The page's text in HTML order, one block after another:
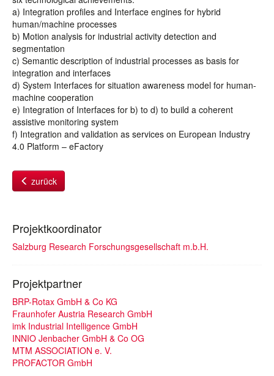
a) Integration profiles and Interface engines for hybrid
human/machine processes
b) Motion analysis for industrial activity detection and
segmentation
c) Semantic description of industrial processes as basis for
integration and interfaces
d) System Interfaces for situation awareness model for human-
machine cooperation
e) Integration of Interfaces for b) to d) to build a coherent
assistive monitoring system
f) Integration and validation as services on European Industry
4.0 Platform – eFactory
zurück
Projektkoordinator
Salzburg Research Forschungsgesellschaft m.b.H.
Projektpartner
BRP-Rotax GmbH & Co KG
Fraunhofer Austria Research GmbH
imk Industrial Intelligence GmbH
INNIO Jenbacher GmbH & Co OG
MTM ASSOCIATION e. V.
PROFACTOR GmbH